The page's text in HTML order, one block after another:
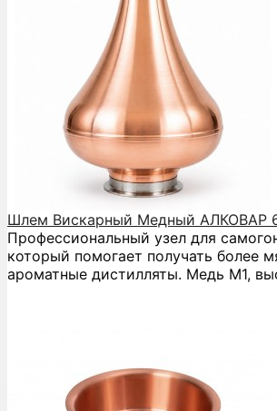
Шлем Вискарный Медный АЛКОВАР
Профессиональный узел для
который помогает получать более
ароматные дистилляты. Медь М1,